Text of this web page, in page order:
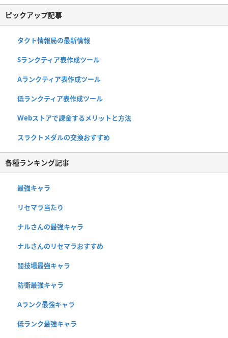
ピックアップ記事
タクト情報局の最新情報
Sランクティア表作成ツール
Aランクティア表作成ツール
低ランクティア表作成ツール
Webストアで課金するメリットと方法
スラクトメダルの交換おすすめ
各種ランキング記事
最強キャラ
リセマラ当たり
ナルさんの最強キャラ
ナルさんのリセマラおすすめ
闘技場最強キャラ
防衛最強キャラ
Aランク最強キャラ
低ランク最強キャラ